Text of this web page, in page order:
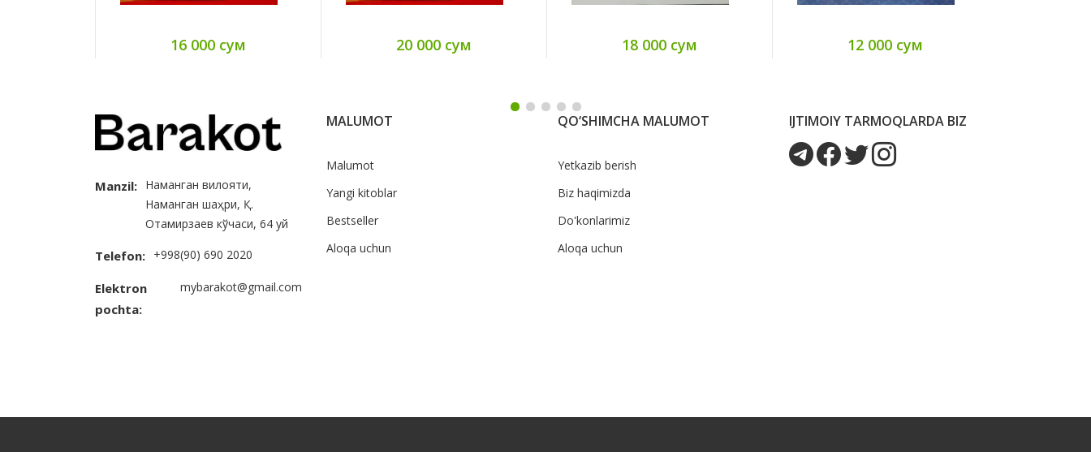
16 000 сум 20 000 сум 18 000 сум 12 000 сум
Manzil: Наманган вилояти,
Наманган шаҳри, Қ.
Отамирзаев кўчаси, 64 уй
Telefon: +998(90) 690 2020
Elektron
pochta:
mybarakot@gmail.com
MALUMOT
Malumot
Yangi kitoblar
Bestseller
Aloqa uchun
QO‘SHIMCHA MALUMOT
Yetkazib berish
Biz haqimizda
Do'konlarimiz
Aloqa uchun
IJTIMOIY TARMOQLARDA BIZ